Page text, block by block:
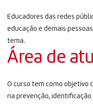
Educadores das redes
educação e demais
tema.
Área de
O curso tem como objetivo
na prevenção,